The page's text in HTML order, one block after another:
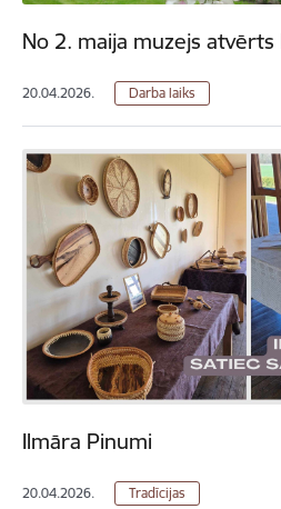
No 2. maija muzejs
20.04.2026. Darba laiks
Ilmāra Pinumi
20.04.2026. Tradīcijas